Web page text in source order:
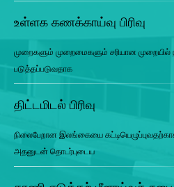
உள்ளக கணக்காய்வு பிரிவு
முறைகளும் முறைமைகளும் சரியான முறையில்
படுத்தப்படுவதாக
திட்டமிடல் பிரிவு
நிலைபேறான இலங்கையை
அதனுடன் தொடர்புடைய